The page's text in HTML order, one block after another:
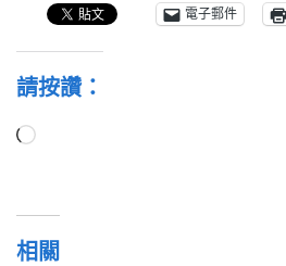
電子郵件
請按讚：
正
相關